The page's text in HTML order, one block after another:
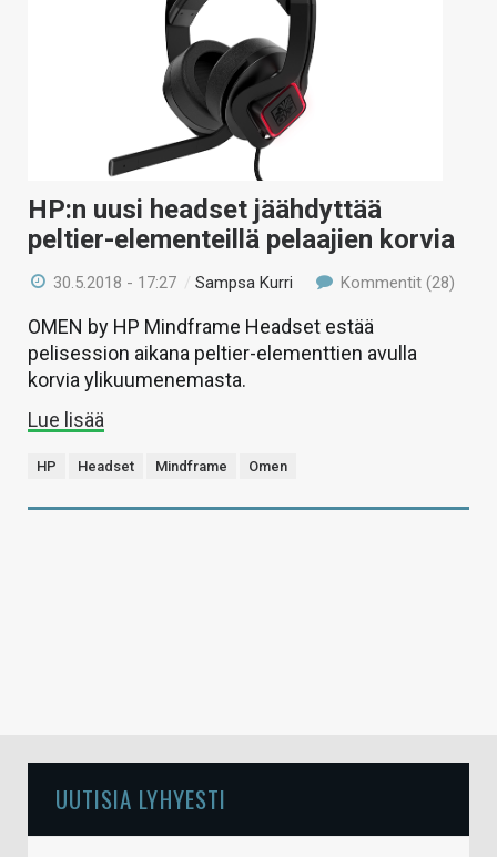
HP:n uusi headset jäähdyttää
peltier-elementeillä pelaajien korvia
30.5.2018 - 17:27 /Sampsa Kurri Kommentit (28)
OMEN by HP Mindframe Headset estää
pelisession aikana peltier-elementtien avulla
korvia ylikuumenemasta.
Lue lisää
HP Headset Mindframe Omen
UUTISIA LYHYESTI